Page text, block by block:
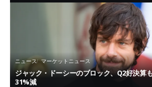
ニュース マーケットニュース
ジャック・ドーシーのブロック、Q2好決算
31%減